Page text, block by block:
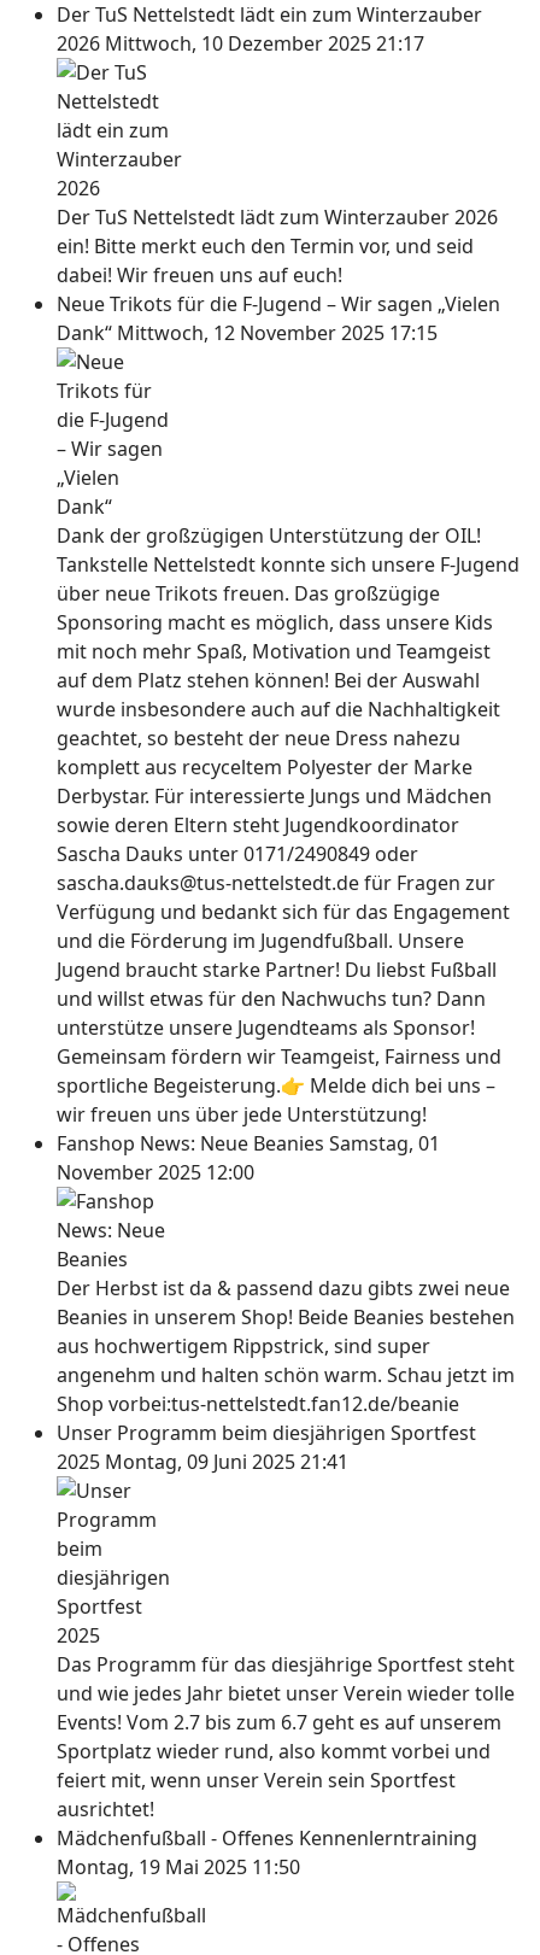
Der TuS Nettelstedt lädt ein zum Winterzauber
2026 Mittwoch, 10 Dezember 2025 21:17
Der TuS Nettelstedt lädt zum Winterzauber 2026
ein! Bitte merkt euch den Termin vor, und seid
dabei! Wir freuen uns auf euch!
Neue Trikots für die F-Jugend – Wir sagen „Vielen
Dank“ Mittwoch, 12 November 2025 17:15
Dank der großzügigen Unterstützung der OIL!
Tankstelle Nettelstedt konnte sich unsere F-Jugend
über neue Trikots freuen. Das großzügige
Sponsoring macht es möglich, dass unsere Kids
mit noch mehr Spaß, Motivation und Teamgeist
auf dem Platz stehen können! Bei der Auswahl
wurde insbesondere auch auf die Nachhaltigkeit
geachtet, so besteht der neue Dress nahezu
komplett aus recyceltem Polyester der Marke
Derbystar. Für interessierte Jungs und Mädchen
sowie deren Eltern steht Jugendkoordinator
Sascha Dauks unter 0171/2490849 oder
sascha.dauks@tus-nettelstedt.de für Fragen zur
Verfügung und bedankt sich für das Engagement
und die Förderung im Jugendfußball. Unsere
Jugend braucht starke Partner! Du liebst Fußball
und willst etwas für den Nachwuchs tun? Dann
unterstütze unsere Jugendteams als Sponsor!
Gemeinsam fördern wir Teamgeist, Fairness und
sportliche Begeisterung.👉 Melde dich bei uns –
wir freuen uns über jede Unterstützung!
Fanshop News: Neue Beanies Samstag, 01
November 2025 12:00
Der Herbst ist da & passend dazu gibts zwei neue
Beanies in unserem Shop! Beide Beanies bestehen
aus hochwertigem Rippstrick, sind super
angenehm und halten schön warm. Schau jetzt im
Shop vorbei:tus-nettelstedt.fan12.de/beanie
Unser Programm beim diesjährigen Sportfest
2025 Montag, 09 Juni 2025 21:41
Das Programm für das diesjährige Sportfest steht
und wie jedes Jahr bietet unser Verein wieder tolle
Events! Vom 2.7 bis zum 6.7 geht es auf unserem
Sportplatz wieder rund, also kommt vorbei und
feiert mit, wenn unser Verein sein Sportfest
ausrichtet!
Mädchenfußball - Offenes Kennenlerntraining
Montag, 19 Mai 2025 11:50